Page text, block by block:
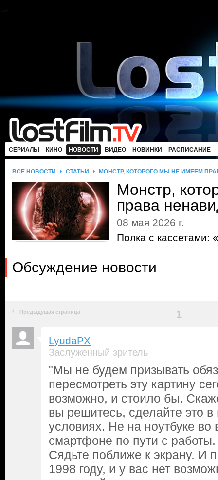
СЕРИАЛЫ КИНО НОВОСТИ ВИДЕО НОВИНКИ РАСПИСАНИЕ
ВСЕ НОВОСТИ СТАТЬИ МОНСТР, КОТОРОГО МЫ НЕ ИМЕЕМ
Монстр,
права
08 мая 2026 г.
Полка с кассетами:
Обсуждение новости
Предыдущая страница 1
LyudaPX
Заслуженный зритель
"Мы не будем призывать
пересмотреть эту картину
возможно, и стоило бы.
вы решитесь, сделайте это
условиях. Не на ноутбуке
смартфоне по пути с
Сядьте поближе к экрану. И
1998 году, и у вас нет